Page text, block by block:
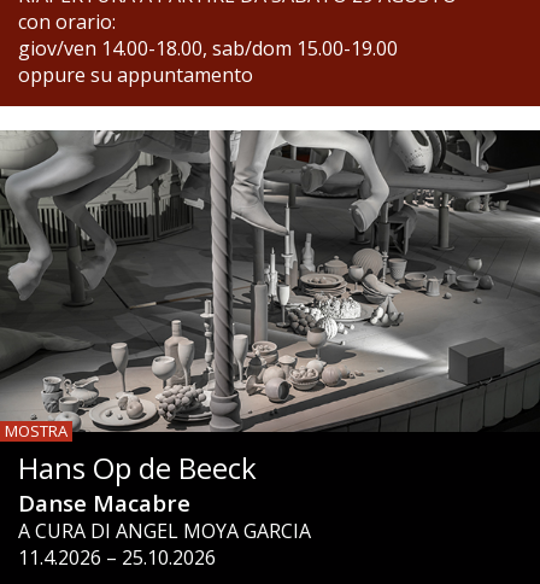
con orario:
giov/ven 14.00-18.00, sab/dom 15.00-19.00
oppure su appuntamento
MOSTRA
Hans Op de Beeck
Danse Macabre
A CURA DI ANGEL MOYA GARCIA
11.4.2026 – 25.10.2026